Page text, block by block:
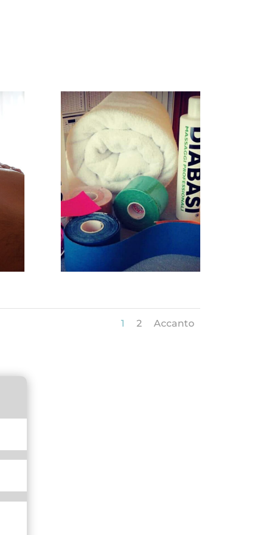
1 2 Accanto